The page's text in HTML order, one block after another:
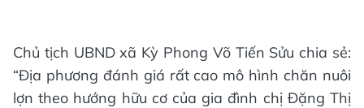
Chủ tịch UBND xã Kỳ Phong Võ Tiến Sửu chia sẻ:
“Địa phương đánh giá rất cao mô hình chăn nuôi
lợn theo hướng hữu cơ của gia đình chị Đặng Thị